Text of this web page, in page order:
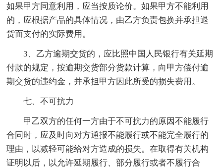
如果甲方同意利用，应当按质论价。如果甲方不能利用
的，应根据产品的具体情况，由乙方负责包换并承担退
货而支付的实际费用。
3、乙方逾期交货的，应比照中国人民银行有关延期
付款的规定，按逾期交货部分货款计算，向甲方偿付逾
期交货的违约金，并承担甲方因此所受的损失费用。
七、不可抗力
甲乙双方的任何一方由于不可抗力的原因不能履行
合同时，应及时向对方通报不能履行或不能完全履行的
理由，以减轻可能给对方造成的损失。在取得有关机构
证明以后，以允许延期履行、部分履行或者不履行合